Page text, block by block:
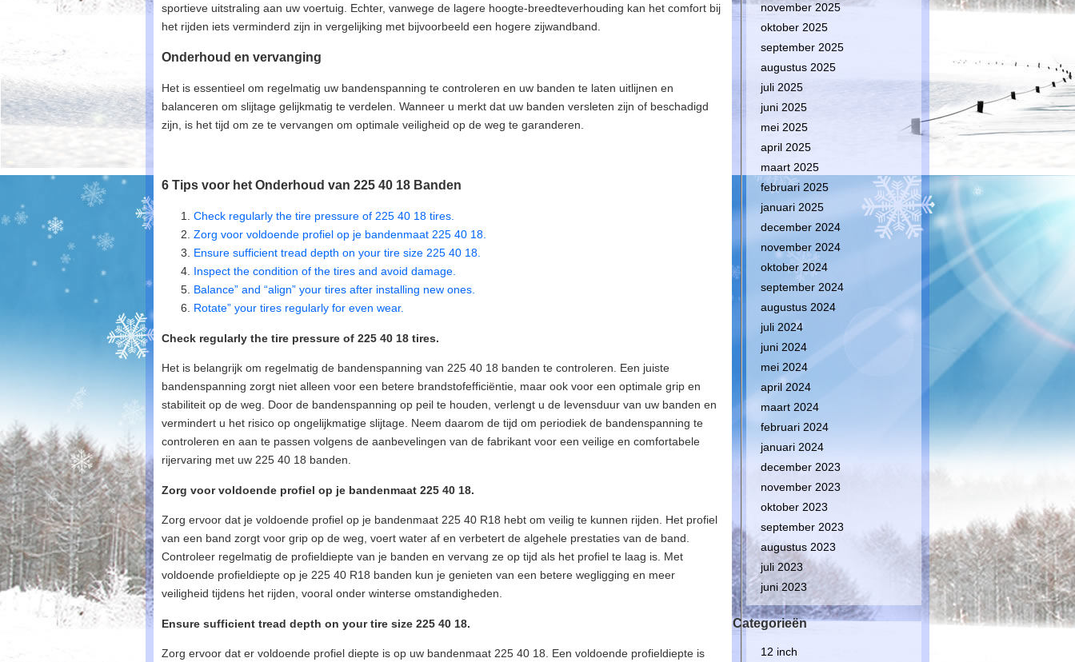
sportieve uitstraling aan uw voertuig. Echter, vanwege de lagere hoogte-breedteverhouding kan het comfort bij
het rijden iets verminderd zijn in vergelijking met bijvoorbeeld een hogere zijwandband.
Onderhoud en vervanging
Het is essentieel om regelmatig uw bandenspanning te controleren en uw banden te laten uitlijnen en
balanceren om slijtage gelijkmatig te verdelen. Wanneer u merkt dat uw banden versleten zijn of beschadigd
zijn, is het tijd om ze te vervangen om optimale veiligheid op de weg te garanderen.
6 Tips voor het Onderhoud van 225 40 18 Banden
Check regularly the tire pressure of 225 40 18 tires.
Zorg voor voldoende profiel op je bandenmaat 225 40 18.
Ensure sufficient tread depth on your tire size 225 40 18.
Inspect the condition of the tires and avoid damage.
Balance” and “align” your tires after installing new ones.
Rotate” your tires regularly for even wear.
Check regularly the tire pressure of 225 40 18 tires.
Het is belangrijk om regelmatig de bandenspanning van 225 40 18 banden te controleren. Een juiste
bandenspanning zorgt niet alleen voor een betere brandstofefficiëntie, maar ook voor een optimale grip en
stabiliteit op de weg. Door de bandenspanning op peil te houden, verlengt u de levensduur van uw banden en
vermindert u het risico op ongelijkmatige slijtage. Neem daarom de tijd om periodiek de bandenspanning te
controleren en aan te passen volgens de aanbevelingen van de fabrikant voor een veilige en comfortabele
rijervaring met uw 225 40 18 banden.
Zorg voor voldoende profiel op je bandenmaat 225 40 18.
Zorg ervoor dat je voldoende profiel op je bandenmaat 225 40 R18 hebt om veilig te kunnen rijden. Het profiel
van een band zorgt voor grip op de weg, voert water af en verbetert de algehele prestaties van de band.
Controleer regelmatig de profieldiepte van je banden en vervang ze op tijd als het profiel te laag is. Met
voldoende profieldiepte op je 225 40 R18 banden kun je genieten van een betere wegligging en meer
veiligheid tijdens het rijden, vooral onder winterse omstandigheden.
Ensure sufficient tread depth on your tire size 225 40 18.
Zorg ervoor dat er voldoende profiel diepte is op uw bandenmaat 225 40 18. Een voldoende profieldiepte is
november 2025
oktober 2025
september 2025
augustus 2025
juli 2025
juni 2025
mei 2025
april 2025
maart 2025
februari 2025
januari 2025
december 2024
november 2024
oktober 2024
september 2024
augustus 2024
juli 2024
juni 2024
mei 2024
april 2024
maart 2024
februari 2024
januari 2024
december 2023
november 2023
oktober 2023
september 2023
augustus 2023
juli 2023
juni 2023
Categorieën
12 inch